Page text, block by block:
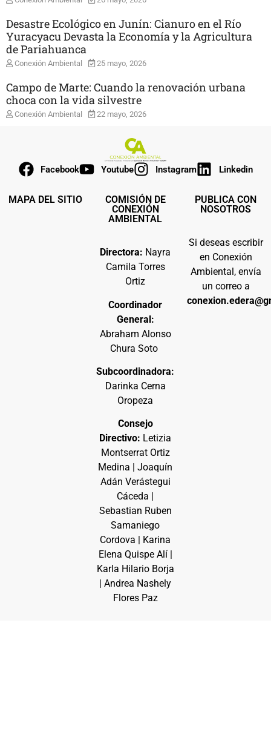
Desastre Ecológico en Junín: Cianuro en el Río
Yuracyacu Devasta la Economía y la Agricultura
de Pariahuanca
Conexión Ambiental 25 mayo, 2026
Campo de Marte: Cuando la renovación urbana
choca con la vida silvestre
Conexión Ambiental 22 mayo, 2026
Facebook Youtube Instagram Linkedin
MAPA DEL SITIO
COMISIÓN DE
CONEXIÓN
AMBIENTAL
Directora: Nayra
Camila Torres
Ortiz
Coordinador
General:
Abraham Alonso
Chura Soto
Subcoordinadora:
Darinka Cerna
Oropeza
Consejo
Directivo: Letizia
Montserrat Ortiz
Medina | Joaquín
Adán Verástegui
Cáceda |
Sebastian Ruben
Samaniego
Cordova | Karina
Elena Quispe Alí |
Karla Hilario Borja
| Andrea Nashely
Flores Paz
PUBLICA CON
NOSOTROS
Si deseas escribir
en Conexión
Ambiental, envía
un correo a